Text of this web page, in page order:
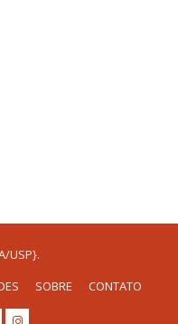
USP}.
SOBRE CONTATO